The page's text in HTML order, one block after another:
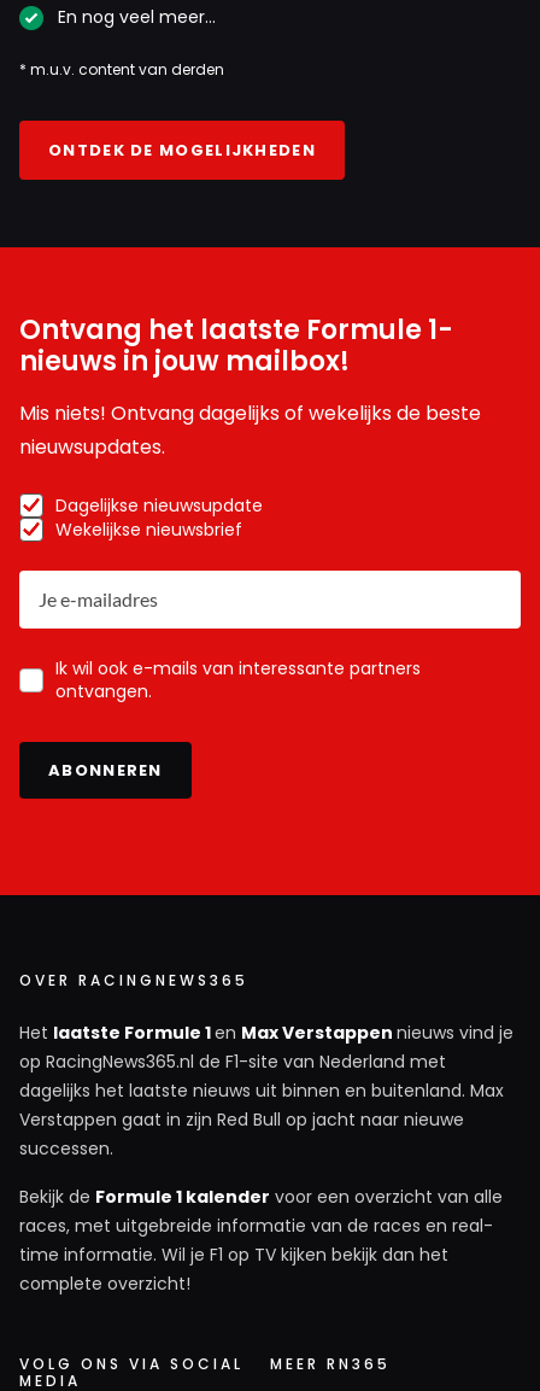
En nog veel meer…
* m.u.v. content van derden
ONTDEK DE MOGELIJKHEDEN
Ontvang het laatste Formule 1-
nieuws in jouw mailbox!
Mis niets! Ontvang dagelijks of wekelijks de beste
nieuwsupdates.
Dagelijkse nieuwsupdate
Wekelijkse nieuwsbrief
Ik wil ook e-mails van interessante partners
ontvangen.
ABONNEREN
OVER RACINGNEWS365
Het laatste Formule 1en Max Verstappen nieuws vind je
op RacingNews365.nl de F1-site van Nederland met
dagelijks het laatste nieuws uit binnen en buitenland. Max
Verstappen gaat in zijn Red Bull op jacht naar nieuwe
successen.
Bekijk de Formule 1 kalender voor een overzicht van alle
races, met uitgebreide informatie van de races en real-
time informatie. Wil je F1 op TV kijken bekijk dan het
complete overzicht!
VOLG ONS VIA SOCIAL
MEDIA
MEER RN365